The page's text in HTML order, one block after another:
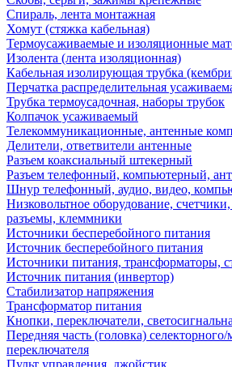
Спираль, лента монтажная
Хомут (стяжка кабельная)
Термоусаживаемые и изоляционные
Изолента (лента изоляционная)
Кабельная изолирующая трубка
Перчатка распределительная
Трубка термоусадочная, наборы трубок
Колпачок усаживаемый
Телекоммуникационные, антенные
Делители, ответвители антенные
Разъем коаксиальный штекерный
Разъем телефонный, компьютерный,
Шнур телефонный, аудио, видео,
Низковольтное оборудование,
разъемы, клеммники
Источники бесперебойного питания
Источник бесперебойного питания
Источники питания, трансформаторы,
Источник питания (инвертор)
Стабилизатор напряжения
Трансформатор питания
Кнопки, переключатели,
Передняя часть (головка)
переключателя
Пульт управления, джойстик